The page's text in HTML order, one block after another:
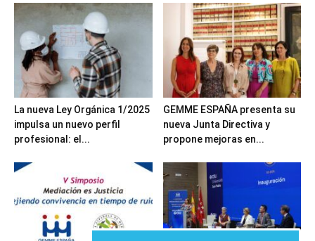
La nueva Ley Orgánica 1/2025
impulsa un nuevo perfil
profesional: el...
GEMME ESPAÑA presenta su
nueva Junta Directiva y
propone mejoras en...